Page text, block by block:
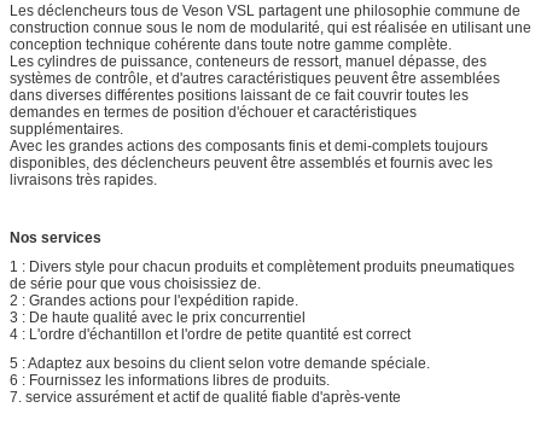
Les déclencheurs tous de Veson VSL partagent une philosophie commune de
construction connue sous le nom de modularité, qui est réalisée en utilisant une
conception technique cohérente dans toute notre gamme complète.
Les cylindres de puissance, conteneurs de ressort, manuel dépasse, des
systèmes de contrôle, et d'autres caractéristiques peuvent être assemblées
dans diverses différentes positions laissant de ce fait couvrir toutes les
demandes en termes de position d'échouer et caractéristiques
supplémentaires.
Avec les grandes actions des composants finis et demi-complets toujours
disponibles, des déclencheurs peuvent être assemblés et fournis avec les
livraisons très rapides.
Nos services
1 : Divers style pour chacun produits et complètement produits pneumatiques
de série pour que vous choisissiez de.
2 : Grandes actions pour l'expédition rapide.
3 : De haute qualité avec le prix concurrentiel
4 : L'ordre d'échantillon et l'ordre de petite quantité est correct
5 : Adaptez aux besoins du client selon votre demande spéciale.
6 : Fournissez les informations libres de produits.
7. service assurément et actif de qualité fiable d'après-vente